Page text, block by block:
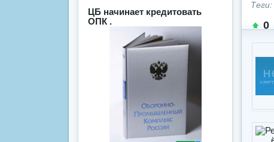
Теги:
0
ЦБ начинает кредитовать
ОПК .